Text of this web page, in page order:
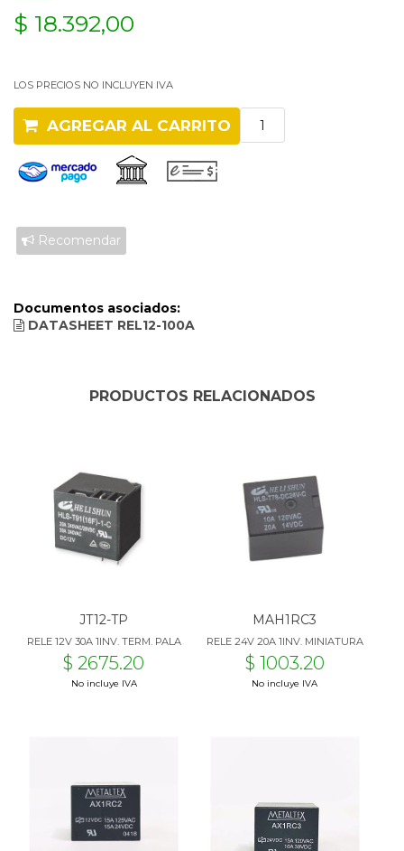
$ 18.392,00
LOS PRECIOS NO INCLUYEN IVA
AGREGAR AL CARRITO
Recomendar
Documentos asociados:
DATASHEET REL12-100A
PRODUCTOS RELACIONADOS
JT12-TP
RELE 12V 30A 1INV. TERM. PALA
$ 2675.20
No incluye IVA
MAH1RC3
RELE 24V 20A 1INV. MINIATURA
$ 1003.20
No incluye IVA